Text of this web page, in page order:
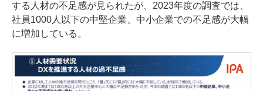
する人材の不足感が見られたが、2023年度の調査では、
社員1000人以下の中堅企業、中小企業での不足感が大幅
に増加している。